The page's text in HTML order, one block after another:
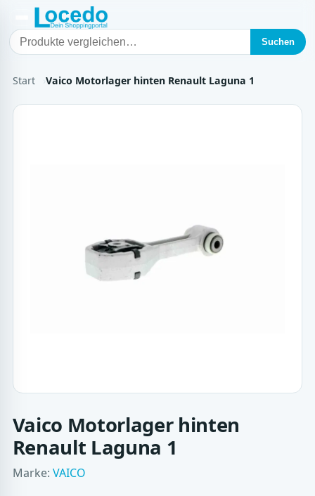
Suchen
Start Vaico Motorlager hinten Renault Laguna 1
Vaico Motorlager hinten
Renault Laguna 1
Marke: VAICO